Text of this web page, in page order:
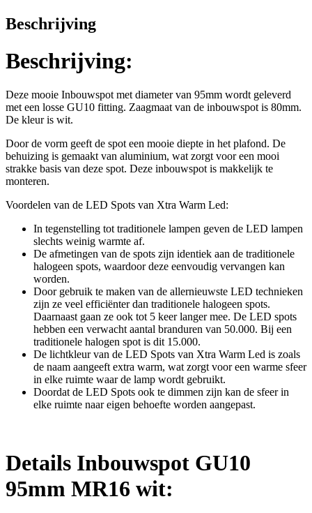
Beschrijving
Beschrijving:
Deze mooie Inbouwspot met diameter van 95mm wordt geleverd
met een losse GU10 fitting. Zaagmaat van de inbouwspot is 80mm.
De kleur is wit.
Door de vorm geeft de spot een mooie diepte in het plafond. De
behuizing is gemaakt van aluminium, wat zorgt voor een mooi
strakke basis van deze spot. Deze inbouwspot is makkelijk te
monteren.
Voordelen van de LED Spots van Xtra Warm Led:
In tegenstelling tot traditionele lampen geven de LED lampen
slechts weinig warmte af.
De afmetingen van de spots zijn identiek aan de traditionele
halogeen spots, waardoor deze eenvoudig vervangen kan
worden.
Door gebruik te maken van de allernieuwste LED technieken
zijn ze veel efficiënter dan traditionele halogeen spots.
Daarnaast gaan ze ook tot 5 keer langer mee. De LED spots
hebben een verwacht aantal branduren van 50.000. Bij een
traditionele halogen spot is dit 15.000.
De lichtkleur van de LED Spots van Xtra Warm Led is zoals
de naam aangeeft extra warm, wat zorgt voor een warme sfeer
in elke ruimte waar de lamp wordt gebruikt.
Doordat de LED Spots ook te dimmen zijn kan de sfeer in
elke ruimte naar eigen behoefte worden aangepast.
Details Inbouwspot GU10
95mm MR16 wit: